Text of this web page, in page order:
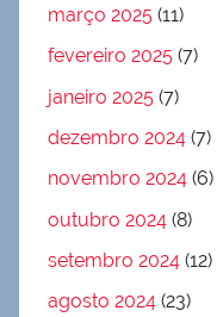
março 2025 (11)
fevereiro 2025 (7)
janeiro 2025 (7)
dezembro 2024 (7)
novembro 2024 (6)
outubro 2024 (8)
setembro 2024 (12)
agosto 2024 (23)